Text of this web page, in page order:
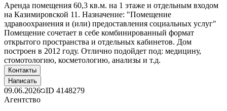
Аренда помещения 60,3 кв.м. на 1 этаже и отдельным входом
на Казимировской 11. Назначение: "Помещение
здравоохранения и (или) предоставления социальных услуг"
Помещение сочетает в себе комбинированный формат
открытого пространства и отдельных кабинетов. Дом
построен в 2012 году. Отлично подойдет под: медицину,
стомотологию, косметологию, анализы и т.д.
Контакты
Написать
09.06.2026 ID 4148279
Агентство